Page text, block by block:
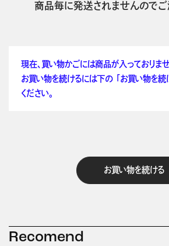
商品毎に発送されませんのでご
現在、買い物かごには商品が入っておりませ
お買い物を続けるには下の 「お買い物を続
ください。
お買い物を続ける
Recomend